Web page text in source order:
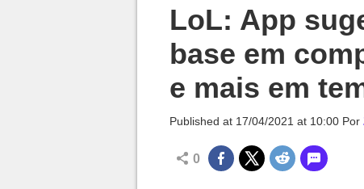
LoL: App
base em
e mais em
Published at 17/04/2021 at 10:00 Por
0